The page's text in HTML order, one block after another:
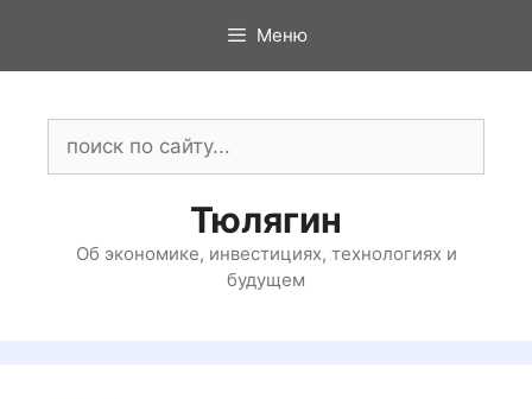
содержимому
Меню
Тюлягин
Об экономике, инвестициях, технологиях и
будущем